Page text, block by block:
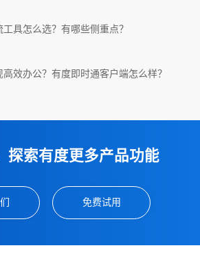
具怎么选？有哪些侧重点？
效办公？有度即时通客户端怎么样？
探索有度更多产品功能
免费试用